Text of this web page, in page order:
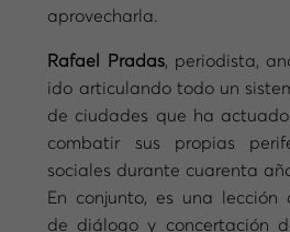
aprovecharla.
Rafael Pradas, periodista,
ido articulando todo un
de ciudades que ha
combatir sus propias
sociales durante cuarenta
En conjunto, es una
de diálogo y concertación